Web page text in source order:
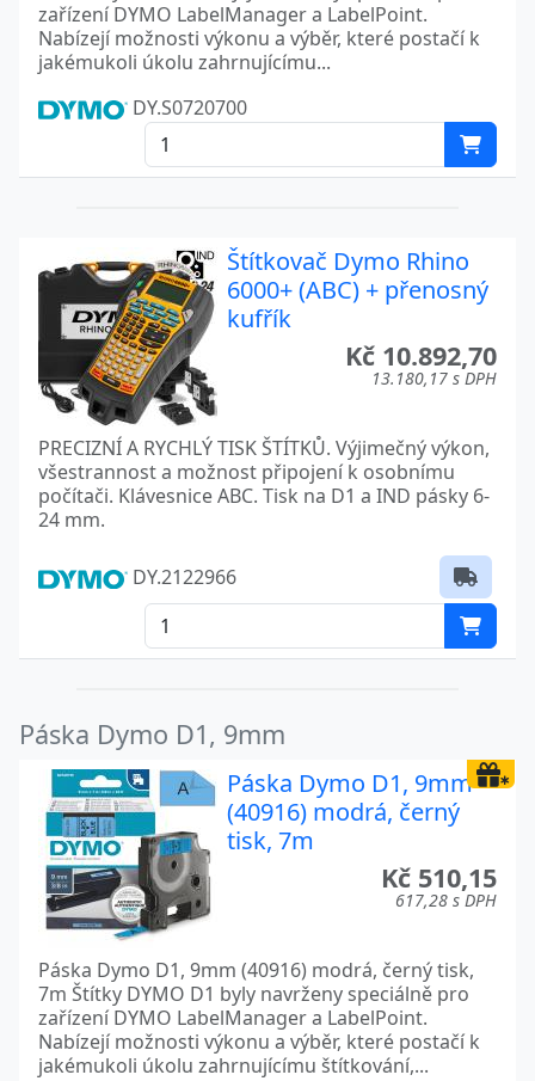
zařízení DYMO LabelManager a LabelPoint.
Nabízejí možnosti výkonu a výběr, které postačí k
jakémukoli úkolu zahrnujícímu...
DY.S0720700
Štítkovač Dymo Rhino
6000+ (ABC) + přenosný
kufřík
Kč 10.892,70
13.180,17 s DPH
PRECIZNÍ A RYCHLÝ TISK ŠTÍTKŮ. Výjimečný výkon,
všestrannost a možnost připojení k osobnímu
počítači. Klávesnice ABC. Tisk na D1 a IND pásky 6-
24 mm.
DY.2122966
Páska Dymo D1, 9mm
Páska Dymo D1, 9mm
(40916) modrá, černý
tisk, 7m
Kč 510,15
617,28 s DPH
Páska Dymo D1, 9mm (40916) modrá, černý tisk,
7m Štítky DYMO D1 byly navrženy speciálně pro
zařízení DYMO LabelManager a LabelPoint.
Nabízejí možnosti výkonu a výběr, které postačí k
jakémukoli úkolu zahrnujícímu štítkování,...